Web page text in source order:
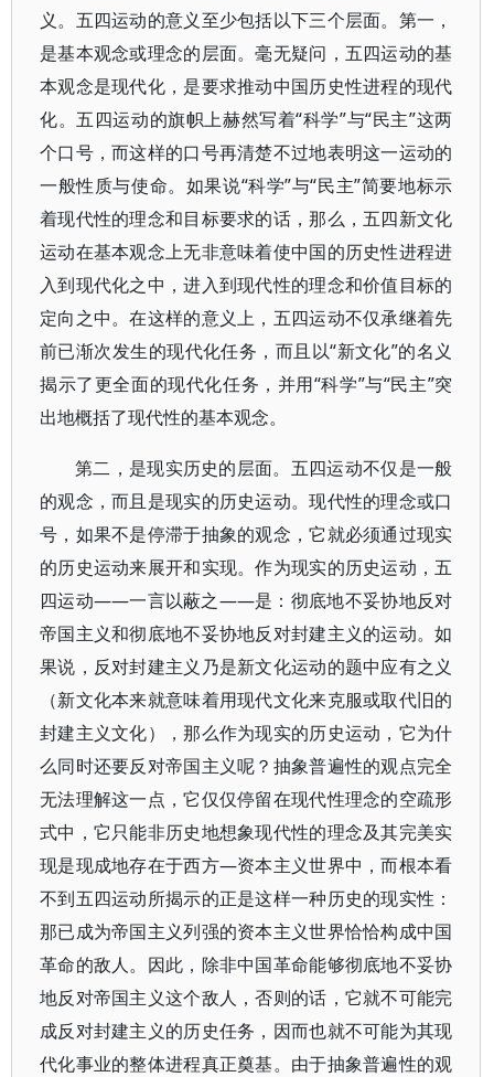
义。五四运动的意义至少包括以下三个层面。第一，
是基本观念或理念的层面。毫无疑问，五四运动的基
本观念是现代化，是要求推动中国历史性进程的现代
化。五四运动的旗帜上赫然写着“科学”与“民主”这两
个口号，而这样的口号再清楚不过地表明这一运动的
一般性质与使命。如果说“科学”与“民主”简要地标示
着现代性的理念和目标要求的话，那么，五四新文化
运动在基本观念上无非意味着使中国的历史性进程进
入到现代化之中，进入到现代性的理念和价值目标的
定向之中。在这样的意义上，五四运动不仅承继着先
前已渐次发生的现代化任务，而且以“新文化”的名义
揭示了更全面的现代化任务，并用“科学”与“民主”突
出地概括了现代性的基本观念。
第二，是现实历史的层面。五四运动不仅是一般
的观念，而且是现实的历史运动。现代性的理念或口
号，如果不是停滞于抽象的观念，它就必须通过现实
的历史运动来展开和实现。作为现实的历史运动，五
四运动——一言以蔽之——是：彻底地不妥协地反对
帝国主义和彻底地不妥协地反对封建主义的运动。如
果说，反对封建主义乃是新文化运动的题中应有之义
（新文化本来就意味着用现代文化来克服或取代旧的
封建主义文化），那么作为现实的历史运动，它为什
么同时还要反对帝国主义呢？抽象普遍性的观点完全
无法理解这一点，它仅仅停留在现代性理念的空疏形
式中，它只能非历史地想象现代性的理念及其完美实
现是现成地存在于西方—资本主义世界中，而根本看
不到五四运动所揭示的正是这样一种历史的现实性：
那已成为帝国主义列强的资本主义世界恰恰构成中国
革命的敌人。因此，除非中国革命能够彻底地不妥协
地反对帝国主义这个敌人，否则的话，它就不可能完
成反对封建主义的历史任务，因而也就不可能为其现
代化事业的整体进程真正奠基。由于抽象普遍性的观